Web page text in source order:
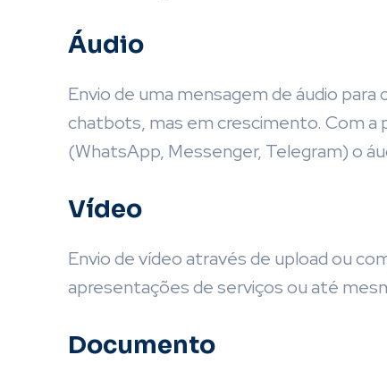
Áudio
Envio de uma mensagem de áudio
chatbots, mas em crescimento. Com a
(WhatsApp, Messenger, Telegram) o
Vídeo
Envio de vídeo através de upload ou
apresentações de serviços ou até
Documento